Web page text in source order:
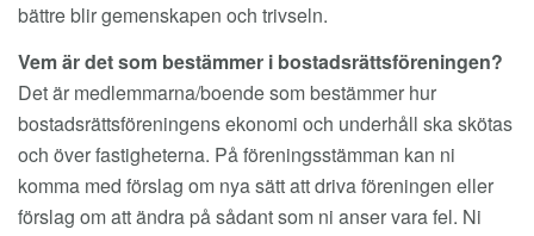
bättre blir gemenskapen och trivseln.
Vem är det som bestämmer i bostadsrättsföreningen?
Det är medlemmarna/boende som bestämmer hur
bostadsrättsföreningens ekonomi och underhåll ska skötas
och över fastigheterna. På föreningsstämman kan ni
komma med förslag om nya sätt att driva föreningen eller
förslag om att ändra på sådant som ni anser vara fel. Ni